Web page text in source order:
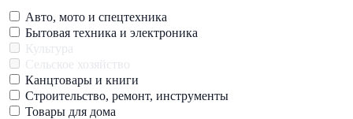
Авто, мото и спецтехника
Бытовая техника и электроника
Культура
Сельское хозяйство
Канцтовары и книги
Строительство, ремонт, инструменты
Товары для дома